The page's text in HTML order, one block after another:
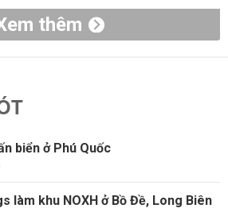
thêm
biển ở Phú Quốc
làm khu NOXH ở Bồ Đề, Long Biên